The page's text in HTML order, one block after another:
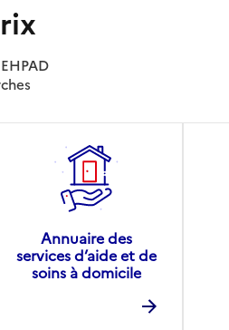
Annuaire des
services d’aide et de
soins à domicile